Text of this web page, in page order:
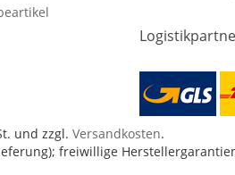
und zzgl. Versandkosten.
freiwillige